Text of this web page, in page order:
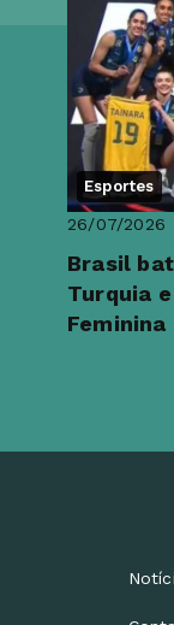
Esportes
26/07/2026
Brasil
Turquia
Feminina